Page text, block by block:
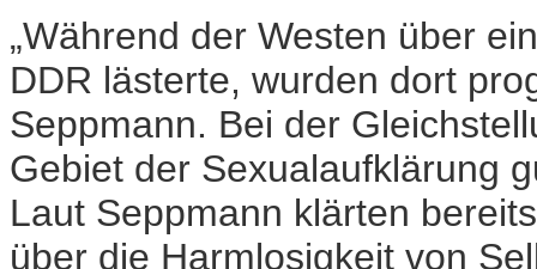
„Während der Westen über
DDR lästerte, wurden dort
Seppmann. Bei der
Gebiet der Sexualaufklärung
Laut Seppmann klärten
über die Harmlosigkeit von